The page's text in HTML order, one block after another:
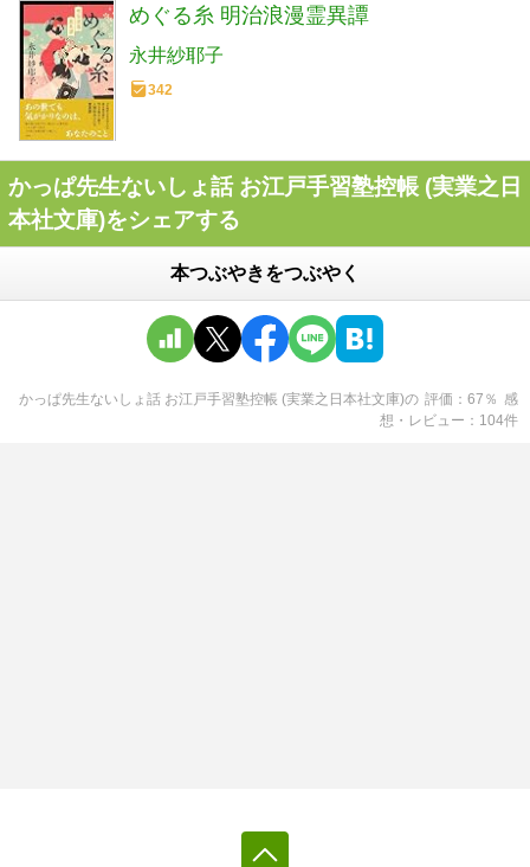
めぐる糸 明治浪漫霊異譚
永井紗耶子
342
かっぱ先生ないしょ話 お江戸手習塾控帳 (実業之日
本社文庫)をシェアする
本つぶやきをつぶやく
かっぱ先生ないしょ話 お江戸手習塾控帳 (実業之日本社文庫)の 評価 67 ％ 感
想・レビュー
104件